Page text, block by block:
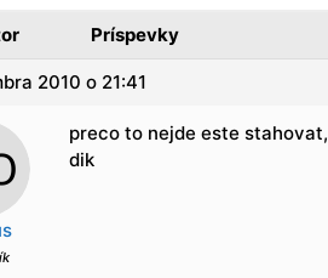
Príspevky
2010 o 21:41
preco to nejde este
dik